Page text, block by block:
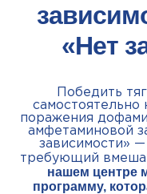
«Нет
Победить
поражения
амфетаминовой
зависимости»
требующий
нашем центре
программу,